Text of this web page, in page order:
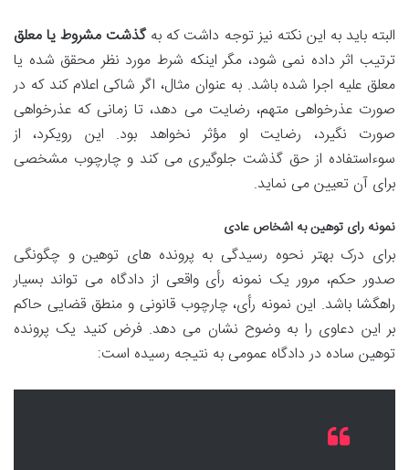
البته باید به این نکته نیز توجه داشت که بهگذشت مشروط یا معلق
ترتیب اثر داده نمی شود، مگر اینکه شرط مورد نظر محقق شده یا
معلق علیه اجرا شده باشد. به عنوان مثال، اگر شاکی اعلام کند که در
صورت عذرخواهی متهم، رضایت می دهد، تا زمانی که عذرخواهی
صورت نگیرد، رضایت او مؤثر نخواهد بود. این رویکرد، از
سوءاستفاده از حق گذشت جلوگیری می کند و چارچوب مشخصی
برای آن تعیین می نماید.
نمونه رای توهین به اشخاص عادی
برای درک بهتر نحوه رسیدگی به پرونده های توهین و چگونگی
صدور حکم، مرور یک نمونه رأی واقعی از دادگاه می تواند بسیار
راهگشا باشد. این نمونه رأی، چارچوب قانونی و منطق قضایی حاکم
بر این دعاوی را به وضوح نشان می دهد. فرض کنید یک پرونده
توهین ساده در دادگاه عمومی به نتیجه رسیده است: